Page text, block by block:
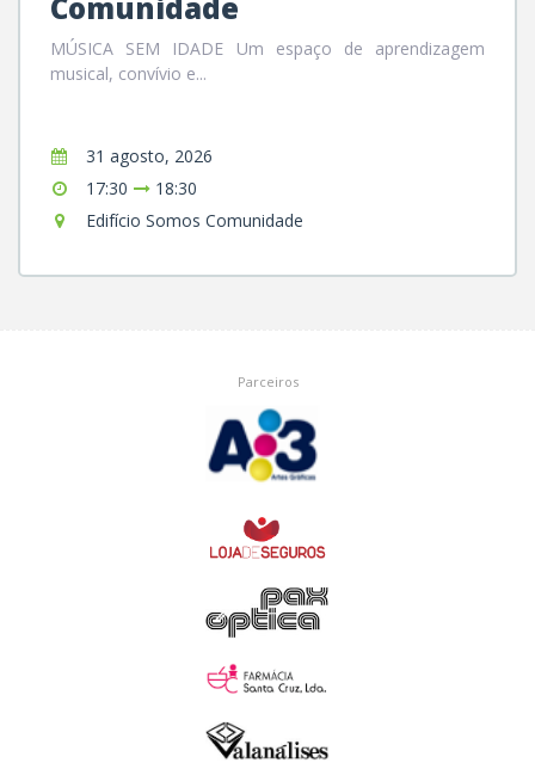
MÚSICA SEM IDADE Um espaço de aprendizagem
musical, convívio e...
31 agosto, 2026
17:30
18:30
Edifício Somos Comunidade
Parceiros